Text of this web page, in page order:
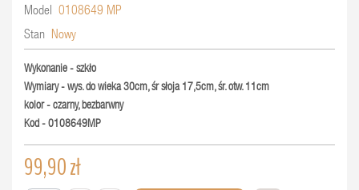
Model 0108649 MP
Stan Nowy
Wykonanie - szkło
Wymiary - wys. do wieka 30cm, śr słoja 17,5cm, śr. otw. 11cm
kolor - czarny, bezbarwny
Kod - 0108649MP
99,90 zł